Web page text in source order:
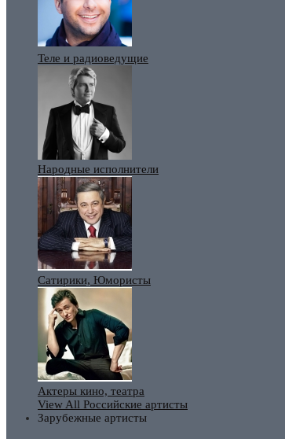
Теле и радиоведущие
Народные исполнители
Сатирики, Юмористы
Актеры кино, театра
View All Российские артисты
Зарубежные артисты